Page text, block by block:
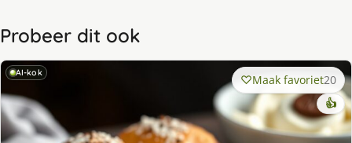
Probeer dit ook
AI-kok Maak favoriet20
👍